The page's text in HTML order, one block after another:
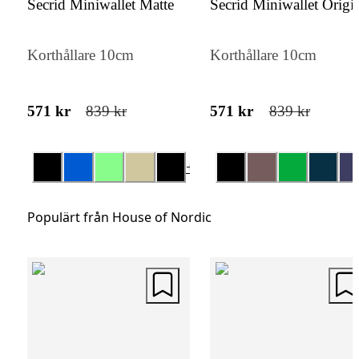
organisering av dina viktigaste kort. Den
sig, samtidigt som den behåller sin
Secrid Miniwallet Matte
Korthållare 10cm
571 kr 839 kr
+
Secrid Miniwallet
Korthållare 10cm
571 kr 839 kr
Populärt från House of Nordic